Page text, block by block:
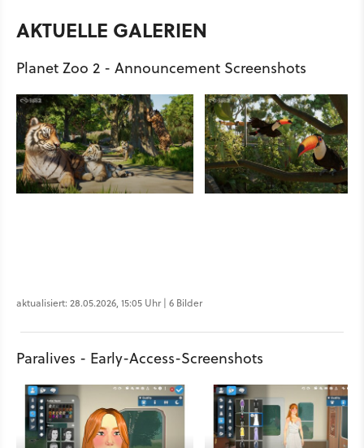
AKTUELLE GALERIEN
Planet Zoo 2 - Announcement Screenshots
aktualisiert: 28.05.2026, 15:05 Uhr | 6 Bilder
Paralives - Early-Access-Screenshots